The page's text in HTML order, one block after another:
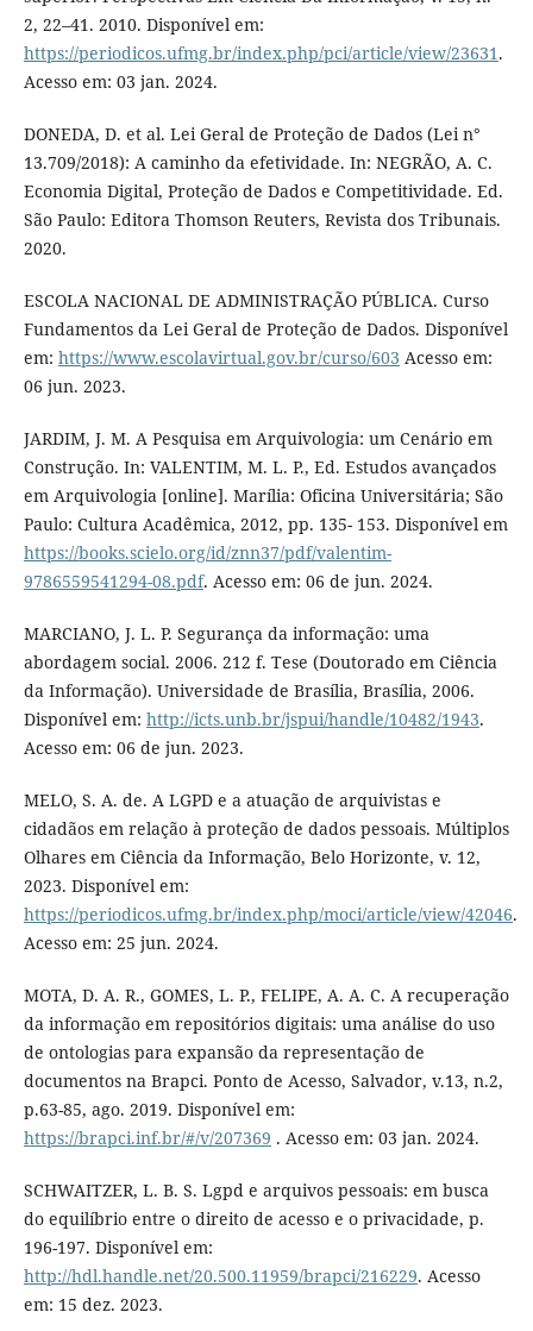
2, 22–41. 2010. Disponível em:
https://periodicos.ufmg.br/index.php/pci/article/view/23631.
Acesso em: 03 jan. 2024.
DONEDA, D. et al. Lei Geral de Proteção de Dados (Lei n°
13.709/2018): A caminho da efetividade. In: NEGRÃO, A. C.
Economia Digital, Proteção de Dados e Competitividade. Ed.
São Paulo: Editora Thomson Reuters, Revista dos Tribunais.
2020.
ESCOLA NACIONAL DE ADMINISTRAÇÃO PÚBLICA. Curso
Fundamentos da Lei Geral de Proteção de Dados. Disponível
em: https://www.escolavirtual.gov.br/curso/603 Acesso em:
06 jun. 2023.
JARDIM, J. M. A Pesquisa em Arquivologia: um Cenário em
Construção. In: VALENTIM, M. L. P., Ed. Estudos avançados
em Arquivologia [online]. Marília: Oficina Universitária; São
Paulo: Cultura Acadêmica, 2012, pp. 135- 153. Disponível em
https://books.scielo.org/id/znn37/pdf/valentim-
9786559541294-08.pdf. Acesso em: 06 de jun. 2024.
MARCIANO, J. L. P. Segurança da informação: uma
abordagem social. 2006. 212 f. Tese (Doutorado em Ciência
da Informação). Universidade de Brasília, Brasília, 2006.
Disponível em: http://icts.unb.br/jspui/handle/10482/1943.
Acesso em: 06 de jun. 2023.
MELO, S. A. de. A LGPD e a atuação de arquivistas e
cidadãos em relação à proteção de dados pessoais. Múltiplos
Olhares em Ciência da Informação, Belo Horizonte, v. 12,
2023. Disponível em:
https://periodicos.ufmg.br/index.php/moci/article/view/42046.
Acesso em: 25 jun. 2024.
MOTA, D. A. R., GOMES, L. P., FELIPE, A. A. C. A recuperação
da informação em repositórios digitais: uma análise do uso
de ontologias para expansão da representação de
documentos na Brapci. Ponto de Acesso, Salvador, v.13, n.2,
p.63-85, ago. 2019. Disponível em:
https://brapci.inf.br/#/v/207369 . Acesso em: 03 jan. 2024.
SCHWAITZER, L. B. S. Lgpd e arquivos pessoais: em busca
do equilíbrio entre o direito de acesso e o privacidade, p.
196-197. Disponível em:
http://hdl.handle.net/20.500.11959/brapci/216229. Acesso
em: 15 dez. 2023.